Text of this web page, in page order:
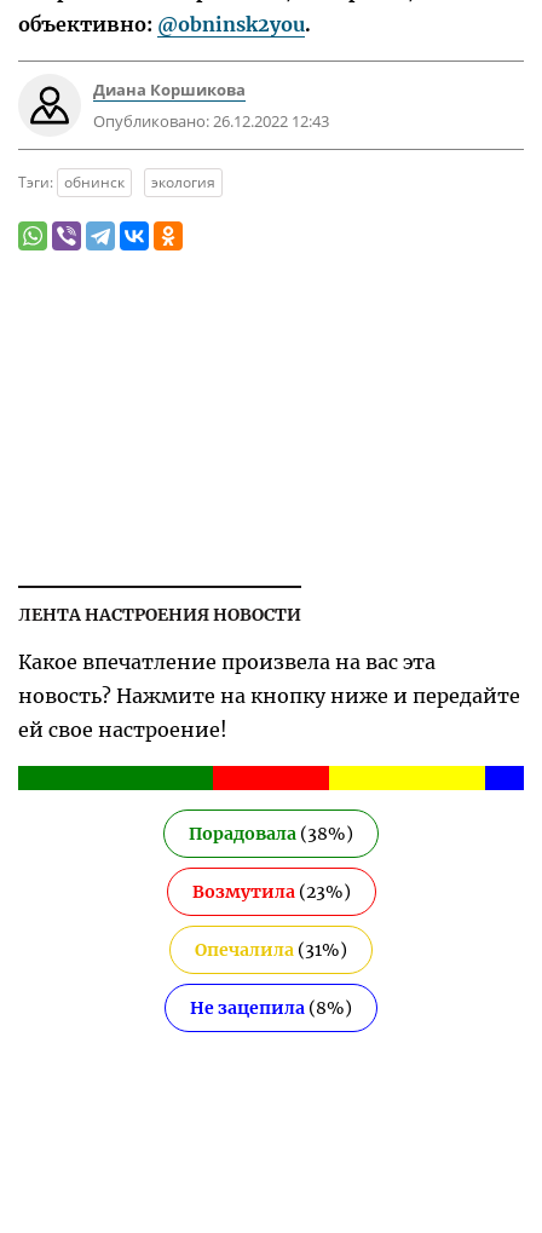
объективно: @obninsk2you.
Диана Коршикова
Опубликовано:26.12.2022 12:43
Тэги: обнинск экология
ЛЕНТА НАСТРОЕНИЯ НОВОСТИ
Какое впечатление произвела на вас эта
новость? Нажмите на кнопку ниже и передайте
ей свое настроение!
Порадовала (38%)
Возмутила(23%)
Опечалила (31%)
Не зацепила (8%)